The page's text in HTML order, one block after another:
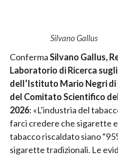
Silvano Gallus
ConfermaSilvano Gallus,
Laboratorio di Ricerca
dell’Istituto Mario Negri
del Comitato Scientifico
2026: «L’industria del
farci credere che sigarette
tabacco riscaldato siano
sigarette tradizionali. Le